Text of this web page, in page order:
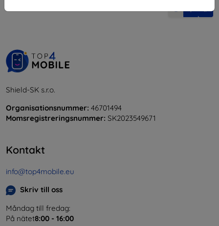
« 1 »
Shield-SK s.r.o.
Organisationsnummer: 46701494
Momsregistreringsnummer: SK2023549671
Kontakt
info@top4mobile.eu
Skriv till oss
Måndag till fredag:
På nätet8:00 - 16:00